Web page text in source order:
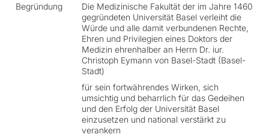
Begründung
Die Medizinische Fakultät der im Jahre 1460
gegründeten Universität Basel verleiht die
Würde und alle damit verbundenen Rechte,
Ehren und Privilegien eines Doktors der
Medizin ehrenhalber an Herrn Dr. iur.
Christoph Eymann von Basel-Stadt (Basel-
Stadt)
für sein fortwährendes Wirken, sich
umsichtig und beharrlich für das Gedeihen
und den Erfolg der Universität Basel
einzusetzen und national verstärkt zu
verankern